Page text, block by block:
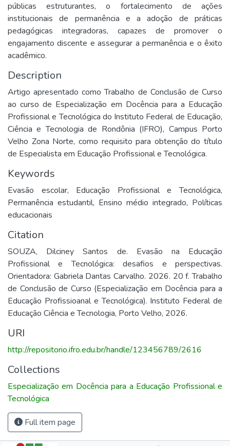
públicas estruturantes, o fortalecimento de ações
institucionais de permanência e a adoção de práticas
pedagógicas integradoras, capazes de promover o
engajamento discente e assegurar a permanência e o êxito
acadêmico.
Description
Artigo apresentado como Trabalho de Conclusão de Curso
ao curso de Especialização em Docência para a Educação
Profissional e Tecnológica do Instituto Federal de Educação,
Ciência e Tecnologia de Rondônia (IFRO), Campus Porto
Velho Zona Norte, como requisito para obtenção do título
de Especialista em Educação Profissional e Tecnológica.
Keywords
Evasão escolar, Educação Profissional e Tecnológica,
Permanência estudantil, Ensino médio integrado, Políticas
educacionais
Citation
SOUZA, Dilciney Santos de. Evasão na Educação
Profissional e Tecnológica: desafios e perspectivas.
Orientadora: Gabriela Dantas Carvalho. 2026. 20 f. Trabalho
de Conclusão de Curso (Especialização em Docência para a
Educação Profissioanal e Tecnológica). Instituto Federal de
Educação Ciência e Tecnologia, Porto Velho, 2026.
URI
http://repositorio.ifro.edu.br/handle/123456789/2616
Collections
Especialização em Docência para a Educação Profissional e
Tecnológica
Full item page